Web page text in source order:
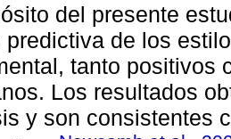
del presente
predictiva de los
tanto positivos
Los resultados
y son consistentes